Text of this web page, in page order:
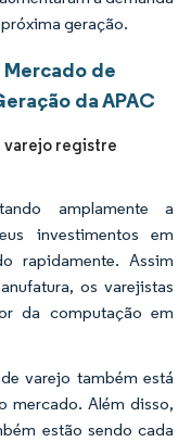
geração.
de
da APAC
varejo registre
amplamente a
investimentos em
rapidamente. Assim
os varejistas
da computação em
varejo também está
mercado. Além disso,
estão sendo cada